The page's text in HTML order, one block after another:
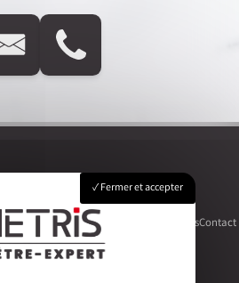
CopropriétéTopographie Autres activitésContact
Fermer et accepter